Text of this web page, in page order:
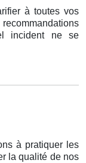
à toutes vos
incident ne se
à pratiquer les
la qualité de nos